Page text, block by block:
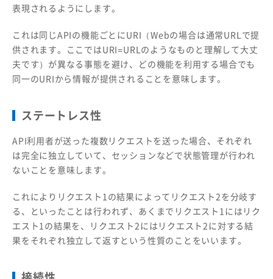
表現されるようにします。
これは同じAPIの機能ごとにURI（Webの場合は通常URLで提
供されます。ここではURI=URLのようなものと理解して大丈
夫です）が異なる事態を避け、どの機能を利用する場合でも
同一のURIから情報が提供されることを意味します。
ステートレス性
API利用者が送った複数リクエストを送った場合、それぞれ
は完全に独立していて、セッションなどで状態管理が行われ
ないことを意味します。
これによりリクエスト1の結果によってリクエスト2を分岐す
る、といったことは行われず、あくまでリクエスト1にはリク
エスト1の結果を、リクエスト2にはリクエスト2に対する結
果をそれぞれ独立して返すという性質のことをいいます。